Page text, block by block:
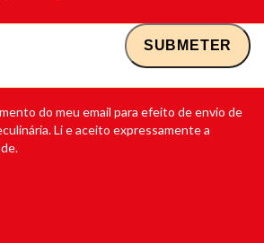
do meu email para efeito de envio de
Li e aceito expressamente a